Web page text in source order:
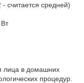
считается средней)
лица в домашних
процедур.